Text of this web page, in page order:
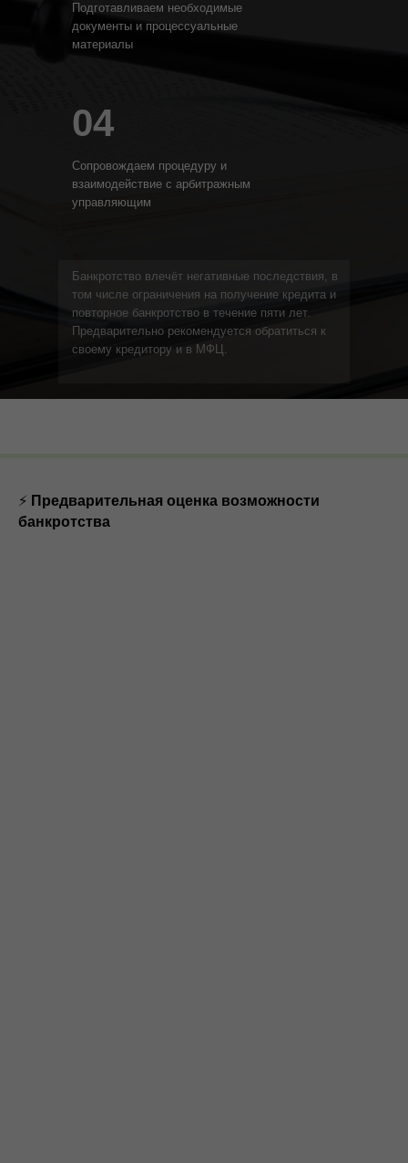
Банкротство влечёт негативные последствия, в
том числе ограничения на получение кредита и
повторное банкротство в течение пяти лет.
Предварительно рекомендуется обратиться к
своему кредитору и в МФЦ.
Подготавливаем необходимые
документы и процессуальные
материалы
04
Сопровождаем процедуру и
взаимодействие с арбитражным
управляющим
⚡ Предварительная оценка возможности
банкротства